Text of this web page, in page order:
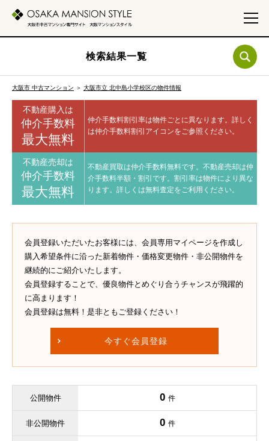
検索結果一覧
大阪市 中古マンション ＞ 大阪市立 北中島小学校区の物件情報
不動産購入は
仲介手数料
最大無料
仲介手数料割引率は物件ごとに異なります。 詳しく
は仲介手数料割引アイコンをご参照ください。
不動産売却は
仲介手数料
最大無料
不動産買取は仲介手数料無料です。 不動産売却は仲
介手数料半額・割引です。 割引率は物件により異な
ります。 詳しくは無料査定をご利用ください。
会員登録いただいたお客様には、会員専用マイページを作成し
購入希望条件に沿った新着物件・価格変更物件・非公開物件を
継続的にご紹介いたします。
会員登録することで、優良物件とめぐり合うチャンスが飛躍的
に高まります！
会員登録は無料！是非ともご登録ください！
今すぐ会員登録
公開物件 0 件
非公開物件 0 件